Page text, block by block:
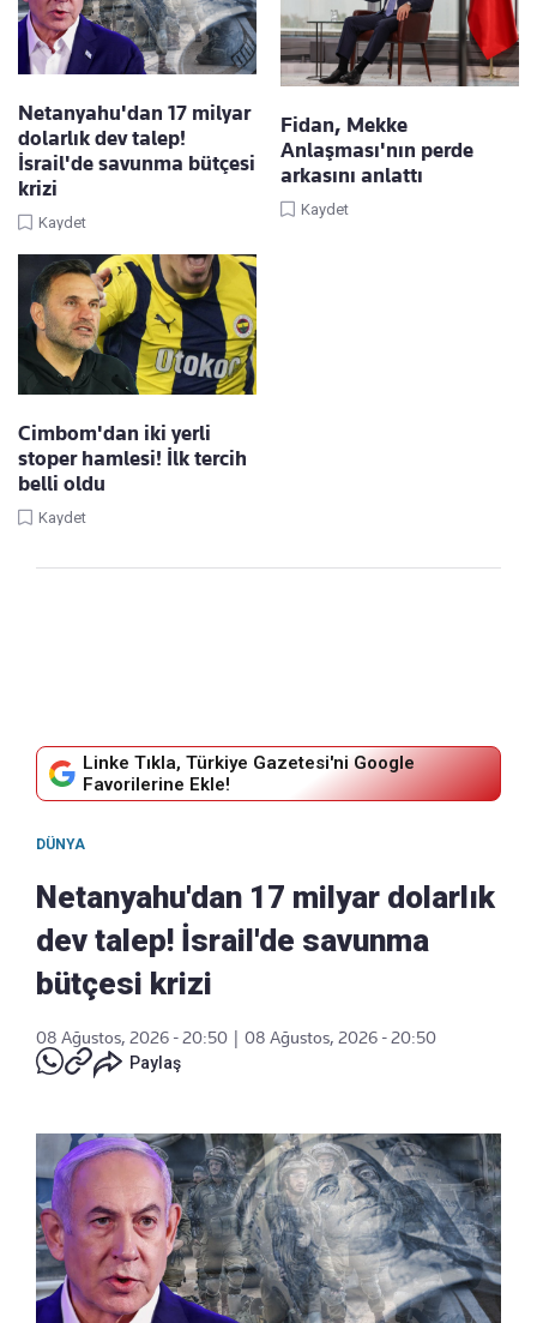
Netanyahu'dan 17 milyar
dolarlık dev talep!
İsrail'de savunma bütçesi
krizi
Kaydet
Fidan, Mekke
Anlaşması'nın perde
arkasını anlattı
Kaydet
Cimbom'dan iki yerli
stoper hamlesi! İlk tercih
belli oldu
Kaydet
Linke Tıkla, Türkiye Gazetesi'ni Google
Favorilerine Ekle!
DÜNYA
Netanyahu'dan 17 milyar dolarlık
dev talep! İsrail'de savunma
bütçesi krizi
08 Ağustos, 2026 - 20:50
08 Ağustos, 2026 - 20:50
Paylaş